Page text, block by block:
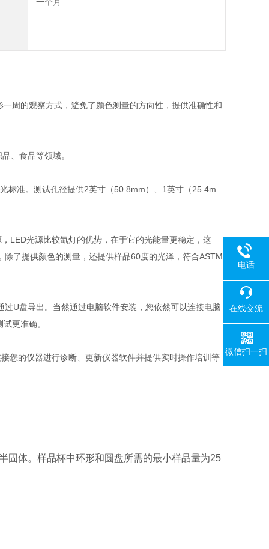
周的观察方式，避免了颜色测量的方向性，提供准确性和
、食品等领域。
标准。测试孔径提供2英寸（50.8mm）、1英寸（25.4m
LED光源比较氙灯的优势，在于它的光能量更稳定，这
了提供颜色的测量，还提供样品60度的光泽，符合ASTM
U盘导出。当然通过电脑软件安装，您依然可以连接电脑
更准确。
您的仪器进行诊断、更新仪器软件并提供实时操作培训等
固体。样品杯中环形和圆盘所需的最小样品量为25
电话
在线交流
微信扫一扫